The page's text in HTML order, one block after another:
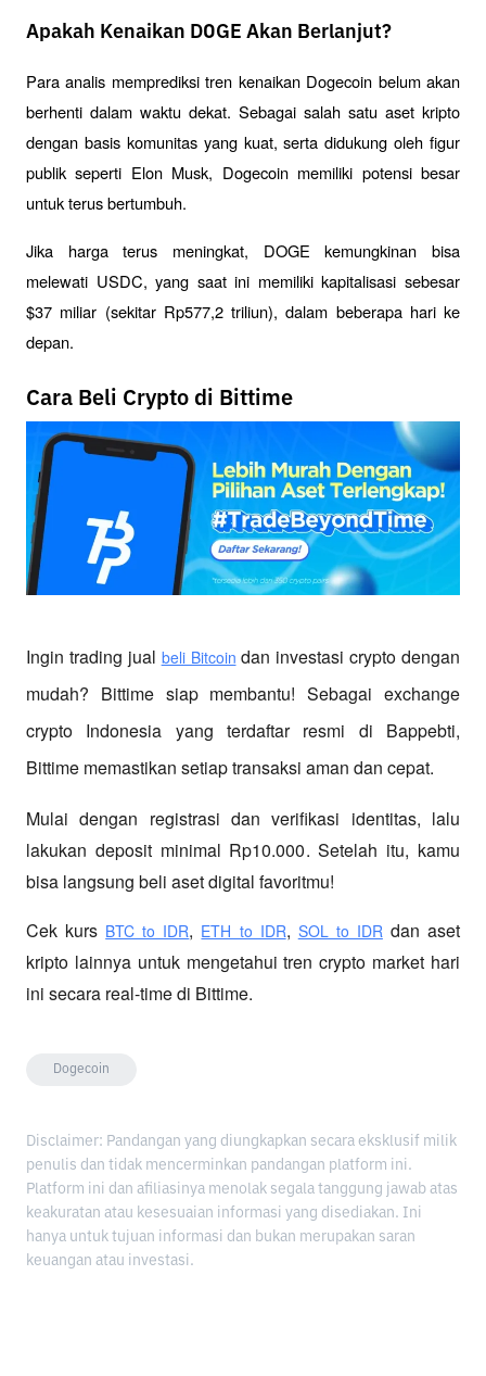
Apakah Kenaikan DOGE Akan Berlanjut?
Para analis memprediksi tren kenaikan Dogecoin belum akan
berhenti dalam waktu dekat. Sebagai salah satu aset kripto
dengan basis komunitas yang kuat, serta didukung oleh figur
publik seperti Elon Musk, Dogecoin memiliki potensi besar
untuk terus bertumbuh.
Jika harga terus meningkat, DOGE kemungkinan bisa
melewati USDC, yang saat ini memiliki kapitalisasi sebesar
$37 miliar (sekitar Rp577,2 triliun), dalam beberapa hari ke
depan.
Cara Beli Crypto di Bittime
Ingin trading jual beli Bitcoin dan investasi crypto dengan
mudah? Bittime siap membantu! Sebagai exchange
crypto Indonesia yang terdaftar resmi di Bappebti,
Bittime memastikan setiap transaksi aman dan cepat.
Mulai dengan registrasi dan verifikasi identitas, lalu
lakukan deposit minimal Rp10.000. Setelah itu, kamu
bisa langsung beli aset digital favoritmu!
Cek kurs BTC to IDR, ETH to IDR, SOL to IDR dan aset
kripto lainnya untuk mengetahui tren crypto market hari
ini secara real-time di Bittime.
Dogecoin
Disclaimer: Pandangan yang diungkapkan secara eksklusif milik
penulis dan tidak mencerminkan pandangan platform ini.
Platform ini dan afiliasinya menolak segala tanggung jawab atas
keakuratan atau kesesuaian informasi yang disediakan. Ini
hanya untuk tujuan informasi dan bukan merupakan saran
keuangan atau investasi.